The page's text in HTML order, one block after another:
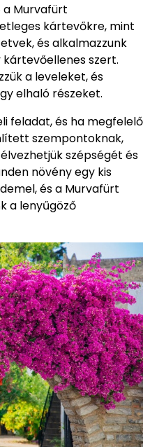
Murvafürt
kártevőkre, mint
és alkalmazzunk
szert.
a leveleket, és
elhaló részeket.
feladat, és ha megfelelő
szempontoknak,
szépségét és
növény egy kis
és a Murvafürt
a lenyűgöző